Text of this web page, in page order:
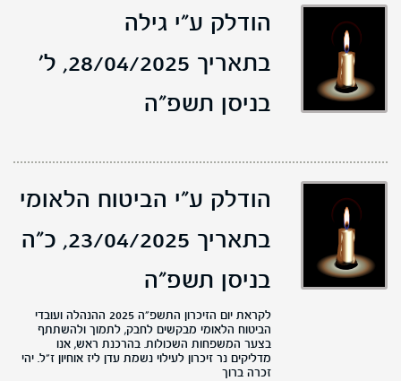
הודלק ע"י גילה
בתאריך 28/04/2025,
ל'
בניסן תשפ"ה
הודלק ע"י הביטוח הלאומי
בתאריך 23/04/2025,
כ"ה
בניסן תשפ"ה
לקראת יום הזיכרון התשפ״ה 2025 ההנהלה ועובדי
הביטוח הלאומי מבקשים לחבק, לתמוך ולהשתתף
בצער המשפחות השכולות. בהרכנת ראש, אנו
מדליקים נר זיכרון לעילוי נשמת עדן ליז אוחיון ז״ל. יהי
זכרה ברוך